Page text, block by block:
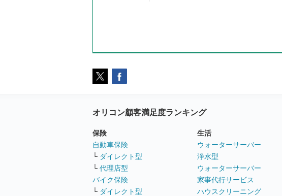
オリコン顧客満足度ランキング
保険
自動車保険
└ ダイレクト型
└ 代理店型
バイク保険
└ ダイレクト型
生活
ウォーターサーバー
浄水型
ウォーターサーバー
家事代行サービス
ハウスクリーニング